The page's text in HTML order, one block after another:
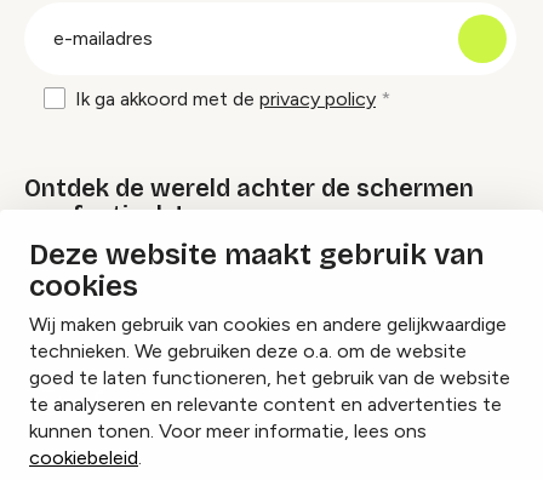
Deze website maakt gebruik van
cookies
Wij maken gebruik van cookies en andere gelijkwaardige
technieken. We gebruiken deze o.a. om de website
goed te laten functioneren, het gebruik van de website
te analyseren en relevante content en advertenties te
kunnen tonen. Voor meer informatie, lees ons
cookiebeleid.
Ik ga akkoord met de privacy policy
Ontdek de wereld achter de schermen
van festivals!
Lees onze Festival Specials
InstagramFacebookLinkedIn